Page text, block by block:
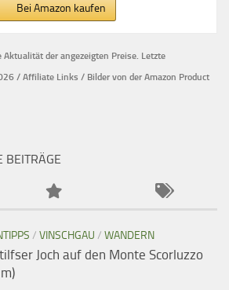
Bei Amazon kaufen
Aktualität der angezeigten Preise. Letzte
/ Affiliate Links / Bilder von der Amazon Product
BEITRÄGE
/ VINSCHGAU / WANDERN
Joch auf den Monte Scorluzzo